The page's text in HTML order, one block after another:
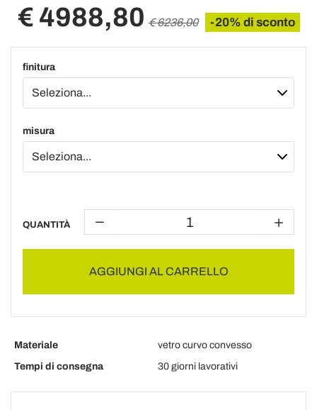
€ 4988,80 € 6236,00 -20% di sconto
finitura
misura
QUANTITÀ
AGGIUNGI AL CARRELLO
Materiale
vetro curvo convesso
Tempi di consegna
30 giorni lavorativi